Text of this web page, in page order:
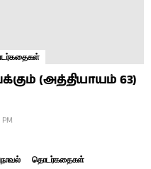
(அத்தியாயம் 63)
தொடர்கதைகள்